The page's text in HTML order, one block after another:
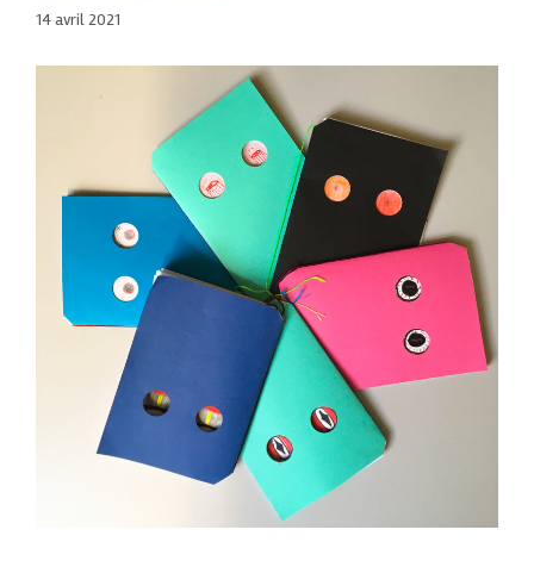
14 avril 2021